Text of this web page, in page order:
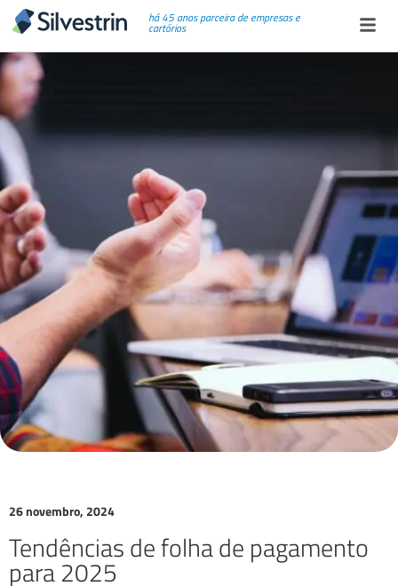
há 45 anos parceira de empresas e
cartórios
26 novembro, 2024
Tendências de folha de pagamento
para 2025